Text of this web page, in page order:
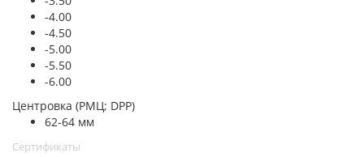
-4.00
-4.50
-5.00
-5.50
-6.00
Центровка (РМЦ; DPP)
62-64 мм
Сертификаты